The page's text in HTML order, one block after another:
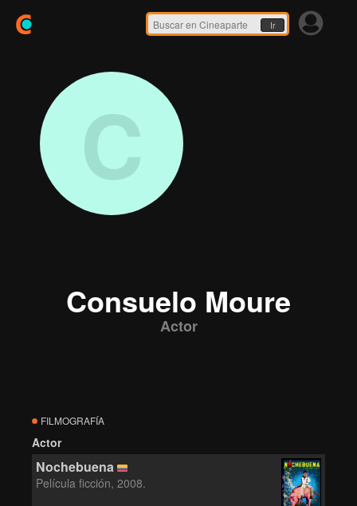
Ir
C
Consuelo Moure
Actor
FILMOGRAFÍA
Actor
Nochebuena
Película ficción, 2008.